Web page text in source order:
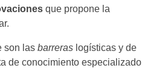
que propone la
son las barreras logísticas y de
de conocimiento especializado